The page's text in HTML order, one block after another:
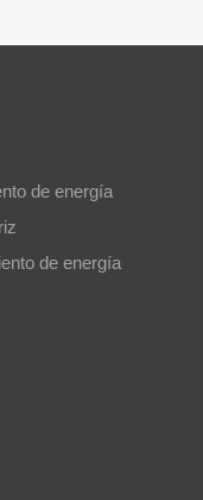
de energía
de energía